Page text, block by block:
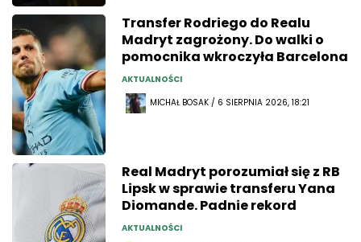
Transfer Rodriego do Realu
Madryt zagrożony. Do walki o
pomocnika wkroczyła Barcelona
AKTUALNOŚCI
MICHAŁ BOSAK / 6 SIERPNIA 2026, 18:21
Real Madryt porozumiał się z RB
Lipsk w sprawie transferu Yana
Diomande. Padnie rekord
AKTUALNOŚCI